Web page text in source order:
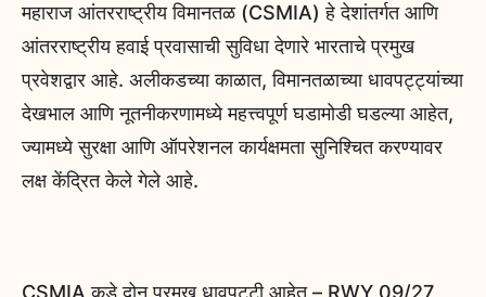
महाराज आंतरराष्ट्रीय विमानतळ (CSMIA) हे देशांतर्गत आणि
आंतरराष्ट्रीय हवाई प्रवासाची सुविधा देणारे भारताचे प्रमुख
प्रवेशद्वार आहे. अलीकडच्या काळात, विमानतळाच्या धावपट्ट्यांच्या
देखभाल आणि नूतनीकरणामध्ये महत्त्वपूर्ण घडामोडी घडल्या आहेत,
ज्यामध्ये सुरक्षा आणि ऑपरेशनल कार्यक्षमता सुनिश्चित करण्यावर
लक्ष केंद्रित केले गेले आहे.